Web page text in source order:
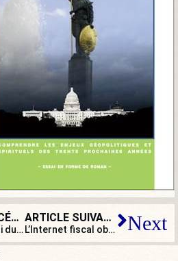
ARTICLE PRÉCÉDENT
Fats Domino, roi du rock and roll : catholique et français toujours !
ARTICLE SUIVANT
L’Internet fiscal obligatoire, c’est l’enfer pour les non-connectés Next